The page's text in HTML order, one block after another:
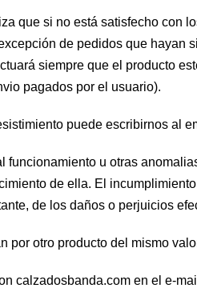
que si no está satisfecho con
de pedidos que hayan
siempre que el producto
pagados por el usuario).
puede escribirnos al
funcionamiento u otras
de ella. El
de los daños o perjuicios
por otro producto del mismo
calzadosbanda.com en el e-